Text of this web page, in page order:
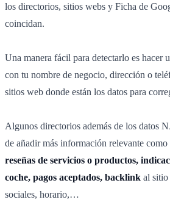
los directorios, sitios webs y Ficha de
coincidan.
Una manera fácil para detectarlo es hacer
con tu nombre de negocio, dirección o
sitios web donde están los datos para
Algunos directorios además de los datos
de añadir más información relevante como
reseñas de servicios o productos,
coche, pagos aceptados, backlink al sitio
sociales, horario,…